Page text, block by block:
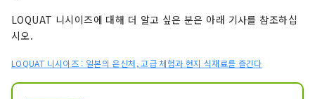
LOQUAT 니시이즈에 대해 더 알고 싶은 분은 아래 기사를 참조하십
시오.
LOQUAT 니시이즈 : 일본의 은신처, 고급 체험과 현지 식재료를 즐긴다